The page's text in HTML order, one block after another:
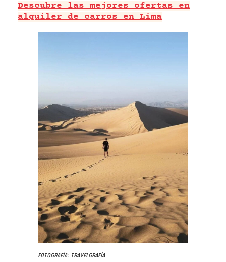
Descubre las mejores ofertas en
alquiler de carros en Lima
Fotografía: Travelgrafía